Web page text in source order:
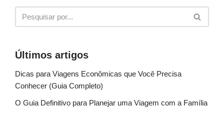
Últimos artigos
Dicas para Viagens Econômicas que Você Precisa
Conhecer (Guia Completo)
O Guia Definitivo para Planejar uma Viagem com a Família